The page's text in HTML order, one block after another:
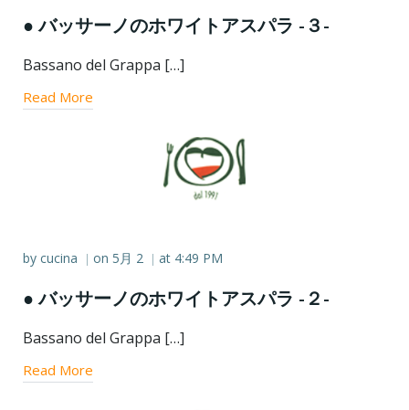
● バッサーノのホワイトアスパラ -３-
Bassano del Grappa […]
Read More
by cucina | on 5月 2 | at 4:49 PM
● バッサーノのホワイトアスパラ -２-
Bassano del Grappa […]
Read More